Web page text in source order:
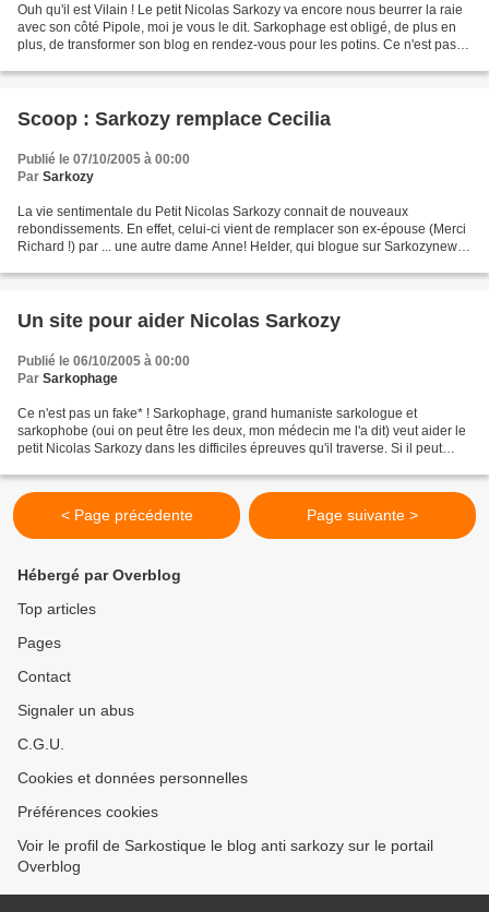
Ouh qu'il est Vilain ! Le petit Nicolas Sarkozy va encore nous beurrer la raie
avec son côté Pipole, moi je vous le dit. Sarkophage est obligé, de plus en
plus, de transformer son blog en rendez-vous pour les potins. Ce n'est pas
Scoop : Sarkozy remplace Cecilia
Publié le 07/10/2005 à 00:00
Par Sarkozy
La vie sentimentale du Petit Nicolas Sarkozy connait de nouveaux
rebondissements. En effet, celui-ci vient de remplacer son ex-épouse (Merci
Richard !) par ... une autre dame Anne! Helder, qui blogue sur Sarkozynews
Un site pour aider Nicolas Sarkozy
Publié le 06/10/2005 à 00:00
Par Sarkophage
Ce n'est pas un fake* ! Sarkophage, grand humaniste sarkologue et
sarkophobe (oui on peut être les deux, mon médecin me l'a dit) veut aider le
petit Nicolas Sarkozy dans les difficiles épreuves qu'il traverse. Si il peut
< Page précédente Page suivante >
Hébergé par Overblog
Top articles
Pages
Contact
Signaler un abus
C.G.U.
Cookies et données personnelles
Préférences cookies
Voir le profil de Sarkostique le blog anti sarkozy sur le portail
Overblog